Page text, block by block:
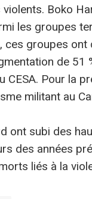
Boko
les groupes
ces groupes
de 51
Pour la
militant au
ont subi des
des années
liés à la